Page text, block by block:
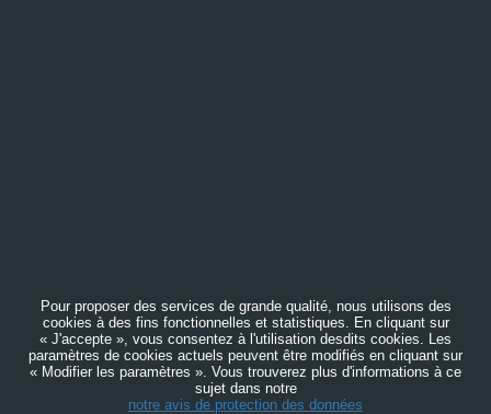
Pour proposer des services de grande qualité, nous utilisons des
cookies à des fins fonctionnelles et statistiques. En cliquant sur
« J'accepte », vous consentez à l'utilisation desdits cookies. Les
paramètres de cookies actuels peuvent être modifiés en cliquant sur
« Modifier les paramètres ». Vous trouverez plus d'informations à ce
sujet dans notre
notre avis de protection des données